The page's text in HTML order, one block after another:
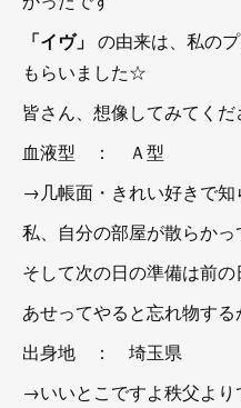
「イヴ」 の由来は、私の
もらいました☆
皆さん、想像してみてく
血液型 ： Ａ型
→几帳面・きれい好きで知
私、自分の部屋が散らか
そして次の日の準備は前
あせってやると忘れ物する
出身地 ： 埼玉県
→いいとこですよ秩父よ